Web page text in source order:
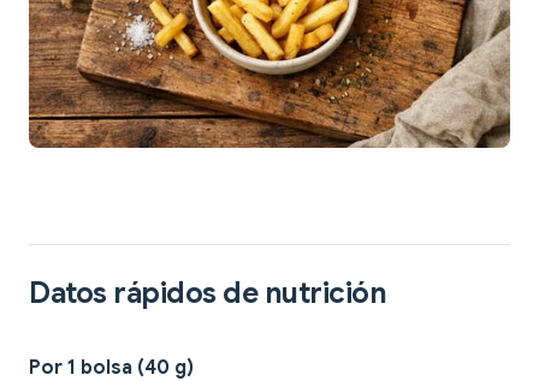
Datos rápidos de nutrición
Por 1 bolsa (40 g)